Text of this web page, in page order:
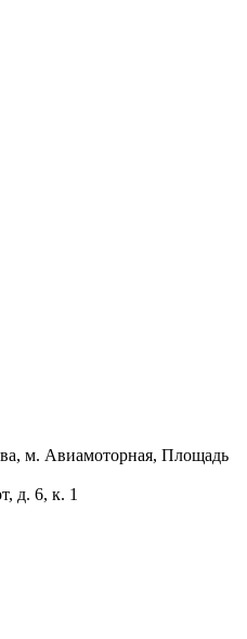
м. Авиамоторная, Площадь
д. 6, к. 1